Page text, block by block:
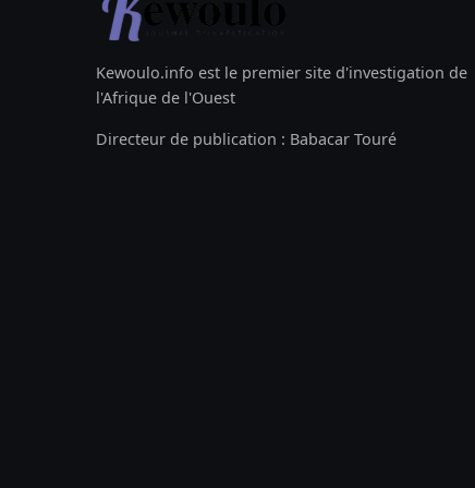
Kewoulo.info est le premier site d'investigation de
l'Afrique de l'Ouest
Directeur de publication : Babacar Touré